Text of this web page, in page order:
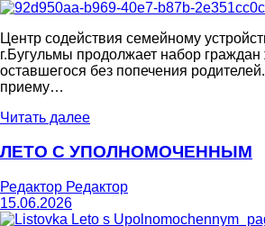
Центр содействия семейному
г.Бугульмы продолжает набор
оставшегося без попечения
приему…
Читать далее
ЛЕТО С УПОЛНОМОЧЕННЫМ
Редактор Редактор
15.06.2026